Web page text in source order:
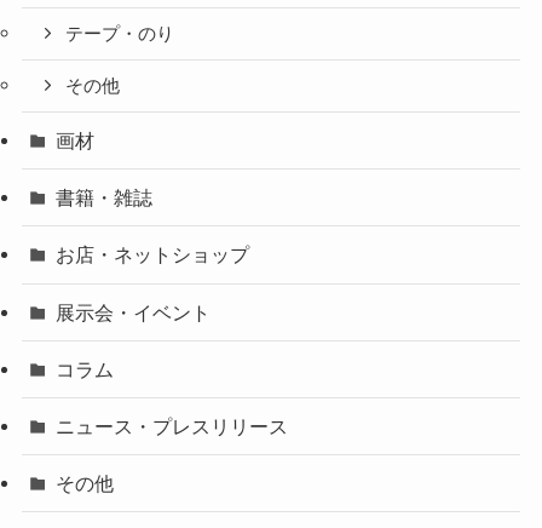
テープ・のり
その他
画材
書籍・雑誌
お店・ネットショップ
展示会・イベント
コラム
ニュース・プレスリリース
その他